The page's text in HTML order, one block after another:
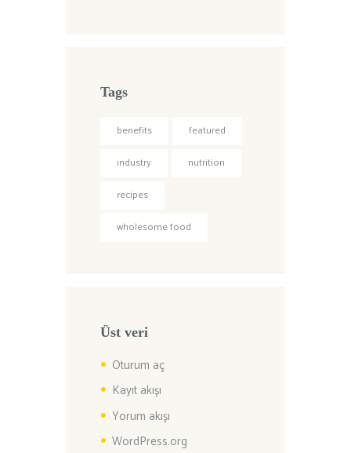
Tags
benefits
featured
industry
nutrition
recipes
wholesome food
Üst veri
Oturum aç
Kayıt akışı
Yorum akışı
WordPress.org